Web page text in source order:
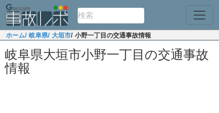
ホーム/ 岐阜県/ 大垣市/ 小野一丁目の交通事故情報
岐阜県大垣市小野一丁目の交通事故
情報